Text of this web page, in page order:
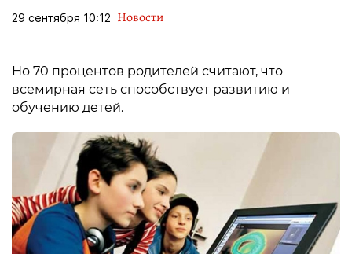
29 сентября 10:12 Новости
Но 70 процентов родителей считают, что
всемирная сеть способствует развитию и
обучению детей.